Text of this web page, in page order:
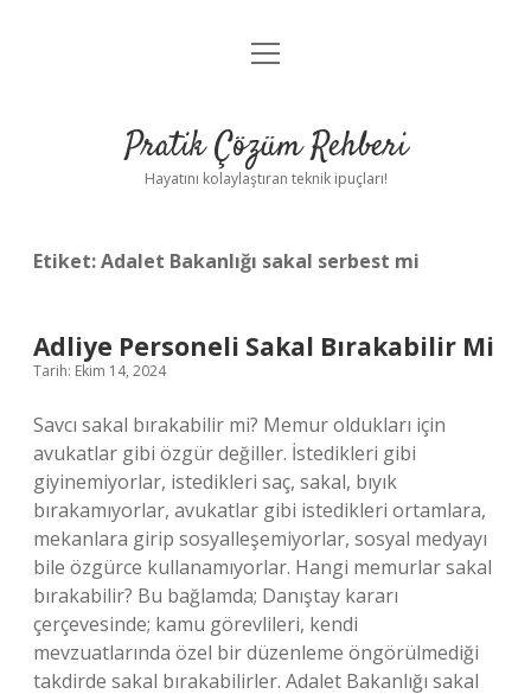
Anasayfa
Yasal Uyarı
menüyü
Pratik Çözüm Rehberi
Hayatını kolaylaştıran teknik ipuçları!
Etiket:Adalet Bakanlığı sakal serbest mi
Adliye Personeli Sakal Bırakabilir Mi
Tarih: Ekim 14, 2024
Savcı sakal bırakabilir mi? Memur oldukları için
avukatlar gibi özgür değiller. İstedikleri gibi
giyinemiyorlar, istedikleri saç, sakal, bıyık
bırakamıyorlar, avukatlar gibi istedikleri ortamlara,
mekanlara girip sosyalleşemiyorlar, sosyal medyayı
bile özgürce kullanamıyorlar. Hangi memurlar sakal
bırakabilir? Bu bağlamda; Danıştay kararı
çerçevesinde; kamu görevlileri, kendi
mevzuatlarında özel bir düzenleme öngörülmediği
takdirde sakal bırakabilirler. Adalet Bakanlığı sakal